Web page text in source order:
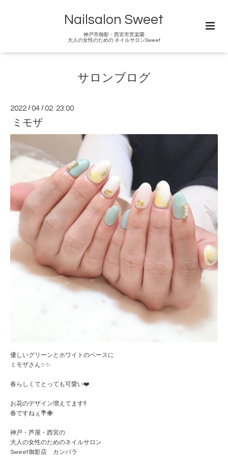
Nailsalon Sweet
神戸市御影・西宮市苦楽園
大人の女性のための ネイルサロンSweet
サロンブログ
2022 /04 /02 23:00
ミモザ
優しいグリーンとホワイトのベースに
ミモザさん✨✨
春らしくてとっても可愛い❤️
お花のデザイン増えてます‼️
春ですねぇ💐🐝
神戸・芦屋・西宮の
大人の女性のためのネイルサロン
Sweet御影店 カンバラ